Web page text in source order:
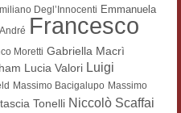
und Kultur
Degl’Innocenti Emmanuela
Francesco
Moretti Gabriella Macrì
Lucia Valori Luigi
Massimo Bacigalupo Massimo
Tonelli Niccolò Scaffai